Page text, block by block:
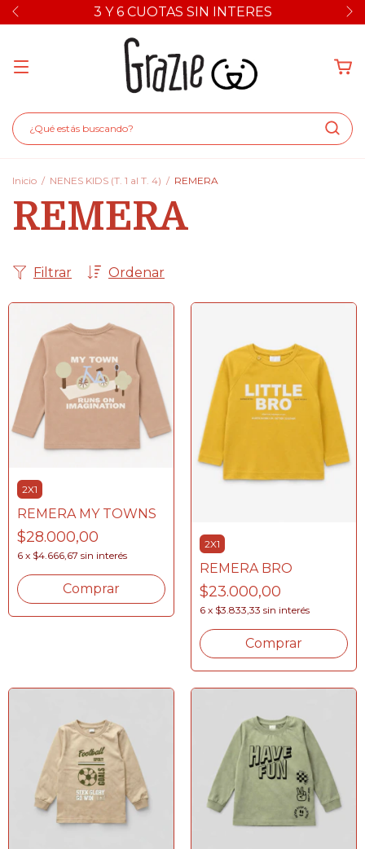
3 Y 6 CUOTAS SIN INTERES
Inicio / NENES KIDS (T. 1 al T. 4) / REMERA
REMERA
Ordenar
Filtrar
2X1
REMERA MY TOWNS
$28.000,00
6 x $4.666,67 sin interés
Comprar
2X1
REMERA BRO
$23.000,00
6 x $3.833,33 sin interés
Comprar